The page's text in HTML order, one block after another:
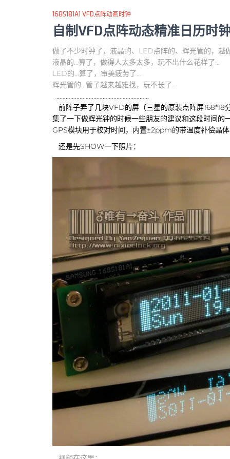
168S181A1 VFD点阵动画时钟
自制VFD点阵动态精准日历时
做了不少时钟了，液晶的、LED点阵的、辉光管的，越
液晶的…算了，做得人太多太多，玩不出什么花样了…
LED的…算了，审美疲劳了…
辉光管的…管子越来越难找，玩不长了…
……………………………………………………
前阵子弄了几块VFD的屏（三星的原装点阵屏
集了一下做辉光钟的时候一些朋友的建议和这段时间
GPS模块用于校对时间，内置±2ppm的带温度补偿晶
还是先SHOW一下照片：